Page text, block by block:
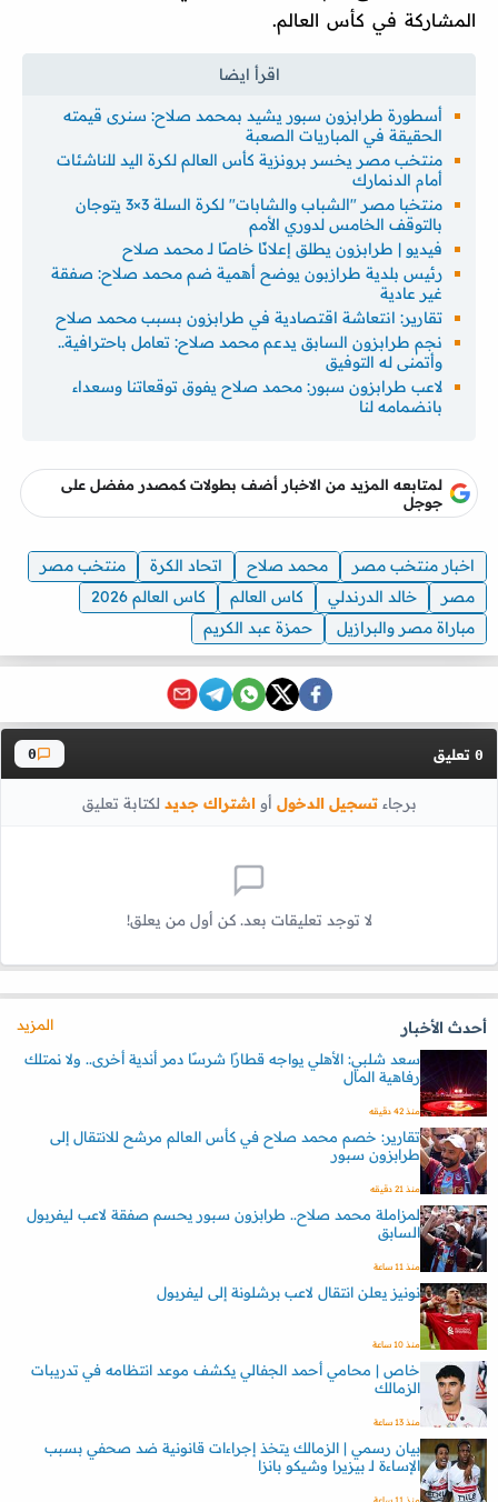
المشاركة في كأس العالم.
أسطورة طرابزون سبور يشيد بمحمد صلاح: سنرى قيمته
الحقيقة في المباريات الصعبة
منتخب مصر يخسر برونزية كأس العالم لكرة اليد للناشئات
أمام الدنمارك
منتخبا مصر "الشباب والشابات" لكرة السلة 3×3 يتوجان
بالتوقف الخامس لدوري الأمم
فيديو | طرابزون يطلق إعلانًا خاصًا لـ محمد صلاح
رئيس بلدية طرازبون يوضح أهمية ضم محمد صلاح: صفقة
غير عادية
تقارير: انتعاشة اقتصادية في طرابزون بسبب محمد صلاح
نجم طرابزون السابق يدعم محمد صلاح: تعامل باحترافية..
وأتمنى له التوفيق
لاعب طرابزون سبور: محمد صلاح يفوق توقعاتنا وسعداء
بانضمامه لنا
لمتابعه المزيد من الاخبار أضف بطولات كمصدر مفضل على
جوجل
اخبار منتخب مصر محمد صلاح اتحاد الكرة
منتخب مصر
مصر
خالد الدرندلي كاس العالم
كاس العالم 2026
مباراة مصر والبرازيل
حمزة عبد الكريم
0 تعليق 0
برجاءتسجيل الدخول أواشتراك جديد لكتابة تعليق
لا توجد تعليقات بعد. كن أول من يعلق!
أحدث الأخبار
المزيد
سعد شلبي: الأهلي يواجه قطارًا شرسًا دمر أندية أخرى.. ولا نمتلك
رفاهية المال
منذ 42 دقيقه
تقارير: خصم محمد صلاح في كأس العالم مرشح للانتقال إلى
طرابزون سبور
منذ 21 دقيقه
لمزاملة محمد صلاح.. طرابزون سبور يحسم صفقة لاعب ليفربول
السابق
منذ 11 ساعة
نونيز يعلن انتقال لاعب برشلونة إلى ليفربول
منذ 10 ساعة
خاص | محامي أحمد الجفالي يكشف موعد انتظامه في تدريبات
الزمالك
منذ 13 ساعة
بيان رسمي | الزمالك يتخذ إجراءات قانونية ضد صحفي بسبب
الإساءة لـ بيزيرا وشيكو بانزا